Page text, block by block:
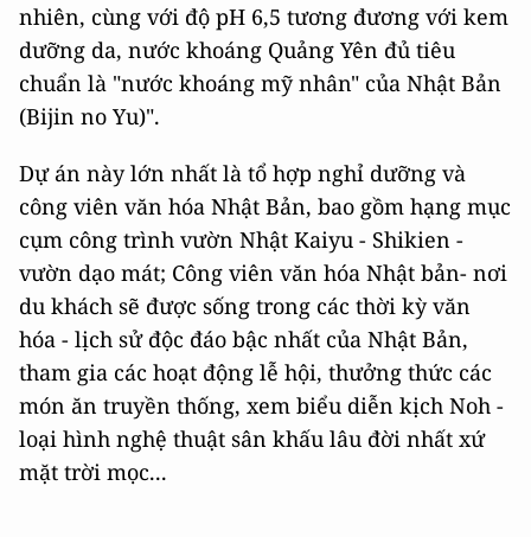
nhiên, cùng với độ pH 6,5 tương đương với kem
dưỡng da, nước khoáng Quảng Yên đủ tiêu
chuẩn là "nước khoáng mỹ nhân" của Nhật Bản
(Bijin no Yu)".
Dự án này lớn nhất là tổ hợp nghỉ dưỡng và
công viên văn hóa Nhật Bản, bao gồm hạng mục
cụm công trình vườn Nhật Kaiyu - Shikien -
vườn dạo mát; Công viên văn hóa Nhật bản- nơi
du khách sẽ được sống trong các thời kỳ văn
hóa - lịch sử độc đáo bậc nhất của Nhật Bản,
tham gia các hoạt động lễ hội, thưởng thức các
món ăn truyền thống, xem biểu diễn kịch Noh -
loại hình nghệ thuật sân khấu lâu đời nhất xứ
mặt trời mọc...